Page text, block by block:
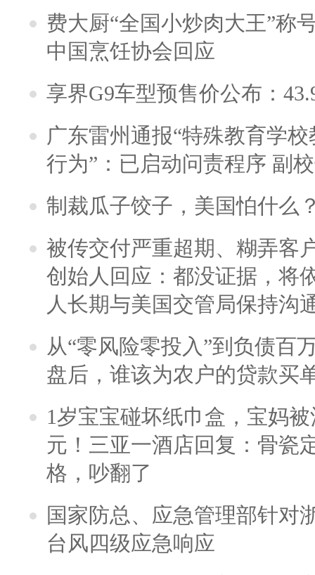
费大厨“全国小炒肉大王”称
中国烹饪协会回应
享界G9车型预售价公布：
广东雷州通报“特殊教育学
行为”：已启动问责程序 副
制裁瓜子饺子，美国怕什么
被传交付严重超期、糊弄客
创始人回应：都没证据，将
人长期与美国交管局保持沟
从“零风险零投入”到负债百
盘后，谁该为农户的贷款买
1岁宝宝碰坏纸巾盒，宝妈
元！三亚一酒店回复：骨瓷
格，吵翻了
国家防总、应急管理部针对
台风四级应急响应